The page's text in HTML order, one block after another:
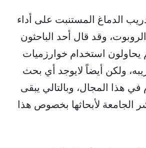
الدماغ المستنبت على أداء
وقد قال أحد الباحثون
استخدام خوارزميات
ولكن أيضاً لايوجد أي بحث
هذا المجال، وبالتالي يبقى
الجامعة لأبحاثها بخصوص هذا